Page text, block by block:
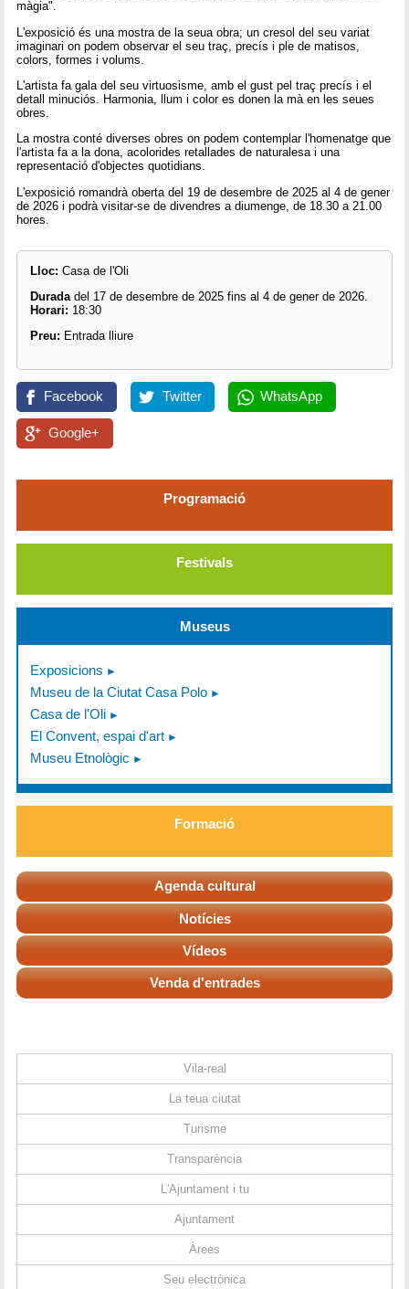
màgia".
L'exposició és una mostra de la seua obra; un cresol del seu variat
imaginari on podem observar el seu traç, precís i ple de matisos,
colors, formes i volums.
L'artista fa gala del seu virtuosisme, amb el gust pel traç precís i el
detall minuciós. Harmonia, llum i color es donen la mà en les seues
obres.
La mostra conté diverses obres on podem contemplar l'homenatge que
l'artista fa a la dona, acolorides retallades de naturalesa i una
representació d'objectes quotidians.
L'exposició romandrà oberta del 19 de desembre de 2025 al 4 de gener
de 2026 i podrà visitar-se de divendres a diumenge, de 18.30 a 21.00
hores.
Lloc: Casa de l'Oli
Durada del 17 de desembre de 2025 fins al 4 de gener de 2026.
Horari: 18:30
Preu: Entrada lliure
Facebook Twitter WhatsApp
Google+
Programació
Festivals
Museus
Exposicions
Museu de la Ciutat Casa Polo
Casa de l'Oli
El Convent, espai d'art
Museu Etnològic
Formació
Agenda cultural
Notícies
Vídeos
Venda d'entrades
Vila-real
La teua ciutat
Turisme
Transparència
L'Ajuntament i tu
Ajuntament
Àrees
Seu electrònica